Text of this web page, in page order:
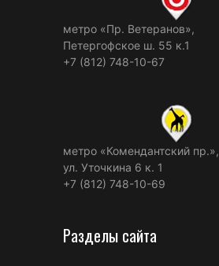
метро «Пр. Ветеранов»,
Петергофское ш. 55 к.1
+7 (812) 748-10-67
метро «Комендантский пр.»,
ул. Уточкина 6 к. 1
+7 (812) 748-10-69
Разделы сайта